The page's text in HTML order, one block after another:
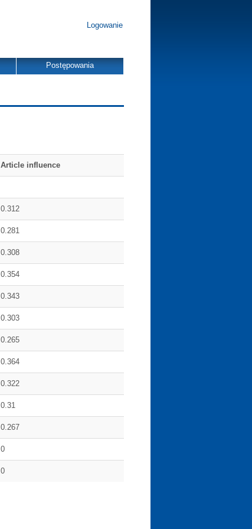
Logowanie
Postępowania
Article influence
0.312
0.281
0.308
0.354
0.343
0.303
0.265
0.364
0.322
0.31
0.267
0
0